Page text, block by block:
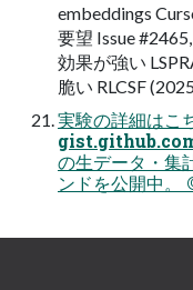
embeddings
要望 Issue
効果が強い
脆い RLCSF
実験の詳細はこ
の生データ・集
ンドを公開中